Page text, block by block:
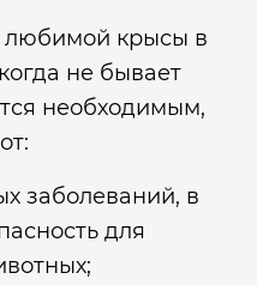
любимой крысы в
не бывает
необходимым,
заболеваний, в
для